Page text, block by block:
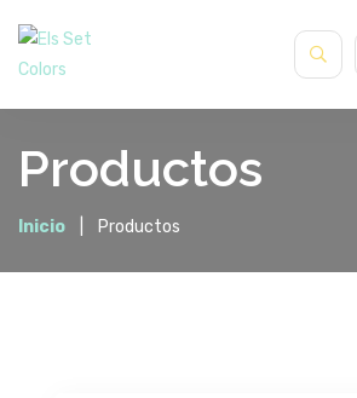
Productos
Inicio Productos